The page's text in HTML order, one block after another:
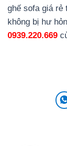
ghế sofa giá rẻ
không bị hư
0939.220.669